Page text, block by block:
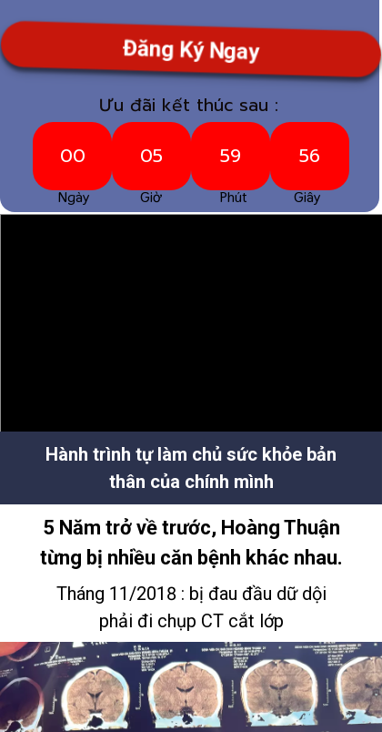
Đăng Ký Ngay
0
0
0
0
0
0
5
5
5
5
9
9
5
5
4
3
Ưu đãi kết thúc sau :
Ngày Giờ Phút Giây
5 Năm trở về trước, Hoàng Thuận
từng bị nhiều căn bệnh khác nhau.
Hành trình tự làm chủ sức khỏe bản
thân của chính mình
Tháng 11/2018 : bị đau đầu dữ dội
phải đi chụp CT cắt lớp